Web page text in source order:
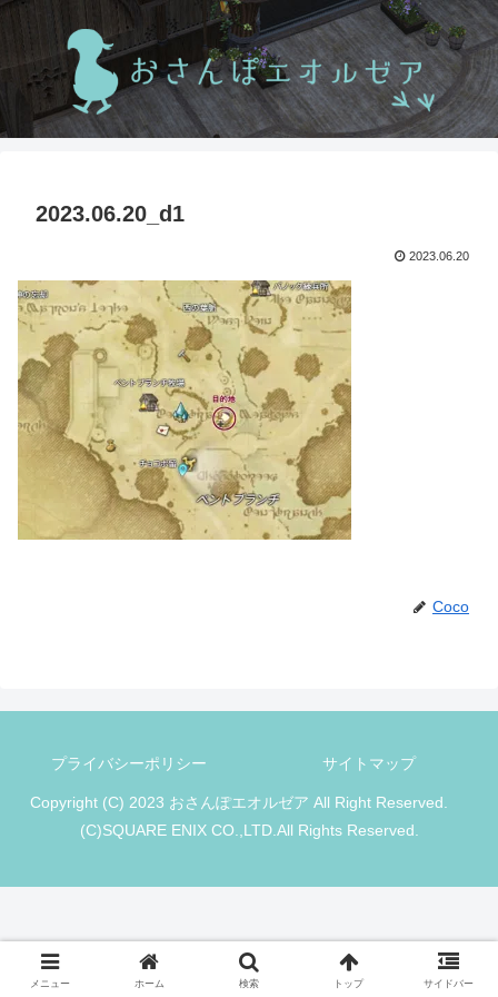
2023.06.20_d1
2023.06.20
Coco
プライバシーポリシー サイトマップ
Copyright (C) 2023 おさんぽエオルゼア All Right Reserved.
(C)SQUARE ENIX CO.,LTD.All Rights Reserved.
メニュー ホーム 検索 トップ サイドバー